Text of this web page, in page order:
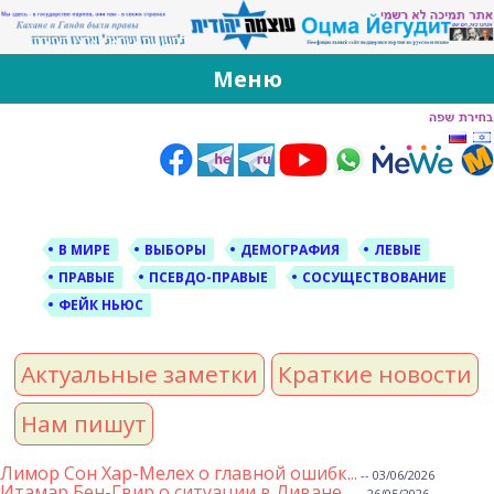
За Оцма Йегудит
עוצמה יהודית ברוסית ובעברית
Меню
В МИРЕ ВЫБОРЫ ДЕМОГРАФИЯ
ЛЕВЫЕ
ПРАВЫЕ
ПСЕВДО-ПРАВЫЕ
СОСУЩЕСТВОВАНИЕ
ФЕЙК НЬЮС
Актуальные заметки
Краткие новости
Нам пишут
Лимор Сон Хар-Мелех о главной ошибк... -- 03/06/2026